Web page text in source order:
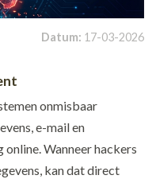
Datum: 17-03-2026
onmisbaar
e-mail en
Wanneer hackers
kan dat direct